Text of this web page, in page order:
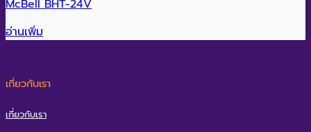
McBell BHT-24V
อ่านเพิ่ม
เกี่ยวกับเรา
เกี่ยวกับเรา